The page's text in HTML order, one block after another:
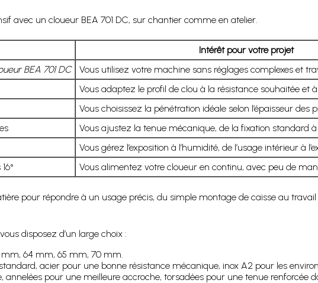
avec un cloueur BEA 701 DC, sur chantier comme en atelier.
Intérêt pour votre projet
BEA 701 DC
Vous utilisez votre machine sans réglages complexes et
Vous adaptez le profil de clou à la résistance souhaitée et
Vous choisissez la pénétration idéale selon l’épaisseur des
Vous ajustez la tenue mécanique, de la fixation standard à
Vous gérez l’exposition à l’humidité, de l’usage intérieur à
Vous alimentez votre cloueur en continu, avec peu de
pour répondre à un usage précis, du simple montage de caisse au
disposez d’un large choix :
64 mm, 65 mm, 70 mm.
acier pour une bonne résistance mécanique, inox A2 pour les
pour une meilleure accroche, torsadées pour une tenue renforcée